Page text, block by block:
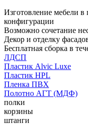
Изготовление мебели
конфигурации
Возможно сочетание
Декор и отделку
Бесплатная сборка в
ЛДСП
Пластик Alvic Luxe
Пластик HPL
Пленка ПВХ
Полотно АГТ (МДФ)
полки
корзины
штанги